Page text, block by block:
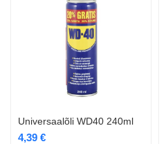
Universaalõli WD40 240ml
4,39 €